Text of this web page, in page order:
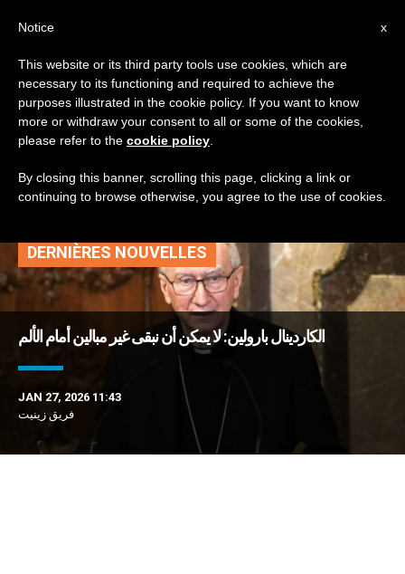
TAG
Posts Tagged
‘لوثريون’
DERNIÈRES NOUVELLES
الكاردينال بارولين: لا يمكن أن نبقى غير مبالين أمام الألم
JAN 27, 2026 11:43
فريق زينيت
x
Notice
This website or its third party tools use cookies, which are
necessary to its functioning and required to achieve the
purposes illustrated in the cookie policy. If you want to know
more or withdraw your consent to all or some of the cookies,
please refer to the cookie policy
By closing this banner, scrolling this page, clicking a link or
continuing to browse otherwise, you agree to the use of cookies.